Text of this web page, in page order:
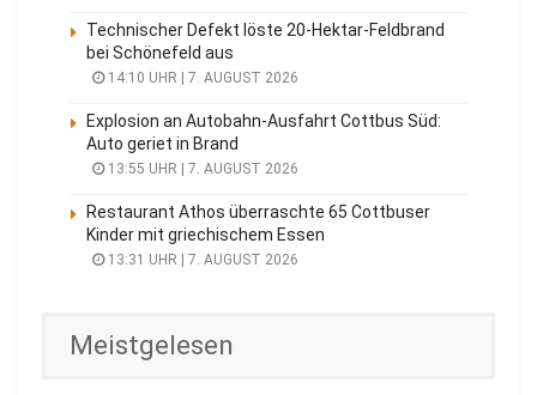
Technischer Defekt löste 20-Hektar-Feldbrand
bei Schönefeld aus
14:10 UHR | 7. AUGUST 2026
Explosion an Autobahn-Ausfahrt Cottbus Süd:
Auto geriet in Brand
13:55 UHR | 7. AUGUST 2026
Restaurant Athos überraschte 65 Cottbuser
Kinder mit griechischem Essen
13:31 UHR | 7. AUGUST 2026
Meistgelesen